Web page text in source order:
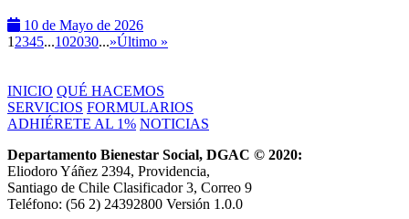
10 de Mayo de 2026
1 2345...102030...»Último »
INICIO QUÉ HACEMOS
SERVICIOS FORMULARIOS
ADHIÉRETE AL 1% NOTICIAS
Departamento Bienestar Social, DGAC © 2020:
Eliodoro Yáñez 2394, Providencia,
Santiago de Chile Clasificador 3, Correo 9
Teléfono: (56 2) 24392800 Versión 1.0.0